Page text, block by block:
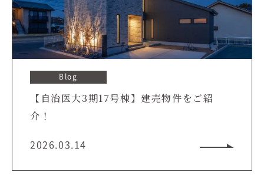
Blog
【自治医大3期17号棟】建売物件をご紹
介！
2026.03.14